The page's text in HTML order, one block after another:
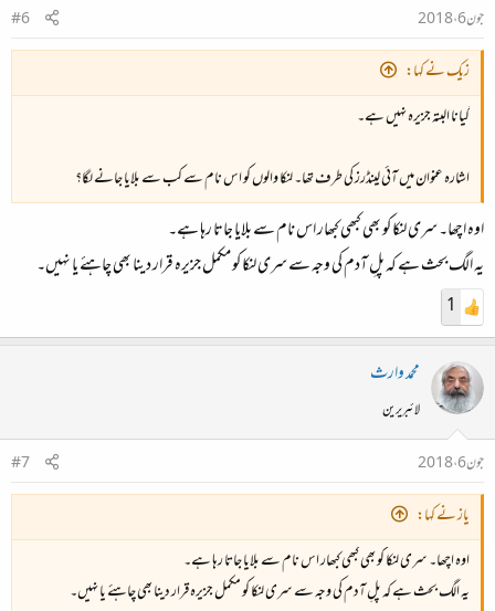
جون 6، 2018
#6
زیک نے کہا:
گیانا البتہ جزیرہ نہیں ہے۔
اشارہ عنوان میں آئی لینڈرز کی طرف تھا۔ لنکا والوں کو اس نام سے کب سے بلایا جانے لگا؟
اوہ اچھا۔ سری لنکا کو بھی کبھی کبھار اس نام سے بلایا جاتا رہا ہے۔
یہ الگ بحث ہے کہ پلِ آدم کی وجہ سے سری لنکا کو مکمل جزیرہ قرار دینا بھی چاہئے یا نہیں۔
1
محمد وارث
لائبریرین
جون 6، 2018
#7
یاز نے کہا:
اوہ اچھا۔ سری لنکا کو بھی کبھی کبھار اس نام سے بلایا جاتا رہا ہے۔
یہ الگ بحث ہے کہ پلِ آدم کی وجہ سے سری لنکا کو مکمل جزیرہ قرار دینا بھی چاہئے یا نہیں۔